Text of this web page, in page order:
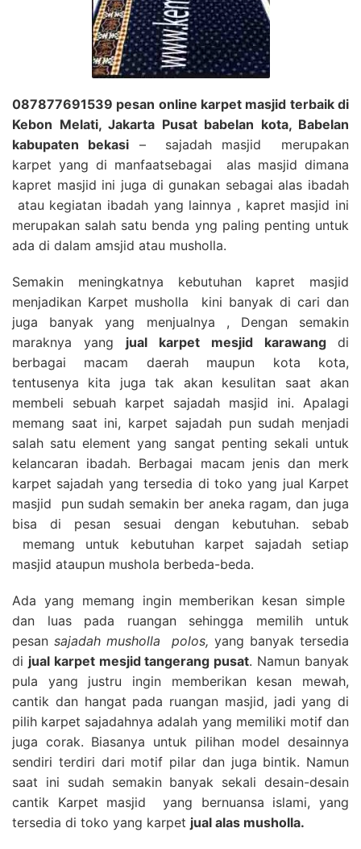
087877691539 pesan online karpet masjid terbaik di
Kebon Melati, Jakarta Pusat babelan kota, Babelan
kabupaten bekasi – sajadah masjid merupakan
karpet yang di manfaatsebagai alas masjid dimana
kapret masjid ini juga di gunakan sebagai alas ibadah
atau kegiatan ibadah yang lainnya , kapret masjid ini
merupakan salah satu benda yng paling penting untuk
ada di dalam amsjid atau musholla.
Semakin meningkatnya kebutuhan kapret masjid
menjadikan Karpet musholla kini banyak di cari dan
juga banyak yang menjualnya , Dengan semakin
maraknya yang jual karpet mesjid karawang di
berbagai macam daerah maupun kota kota,
tentusenya kita juga tak akan kesulitan saat akan
membeli sebuah karpet sajadah masjid ini. Apalagi
memang saat ini, karpet sajadah pun sudah menjadi
salah satu element yang sangat penting sekali untuk
kelancaran ibadah. Berbagai macam jenis dan merk
karpet sajadah yang tersedia di toko yang jual Karpet
masjid pun sudah semakin ber aneka ragam, dan juga
bisa di pesan sesuai dengan kebutuhan. sebab
memang untuk kebutuhan karpet sajadah setiap
masjid ataupun mushola berbeda-beda.
Ada yang memang ingin memberikan kesan simple
dan luas pada ruangan sehingga memilih untuk
pesan sajadah musholla polos, yang banyak tersedia
di jual karpet mesjid tangerang pusat. Namun banyak
pula yang justru ingin memberikan kesan mewah,
cantik dan hangat pada ruangan masjid, jadi yang di
pilih karpet sajadahnya adalah yang memiliki motif dan
juga corak. Biasanya untuk pilihan model desainnya
sendiri terdiri dari motif pilar dan juga bintik. Namun
saat ini sudah semakin banyak sekali desain-desain
cantik Karpet masjid yang bernuansa islami, yang
tersedia di toko yang karpet jual alas musholla.